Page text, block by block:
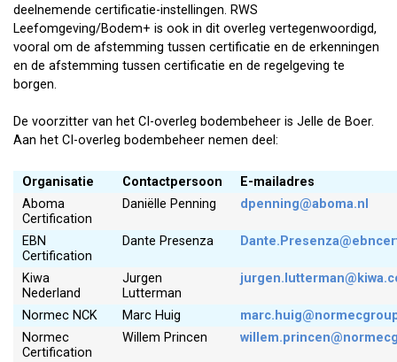
deelnemende certificatie-instellingen. RWS
Leefomgeving/Bodem+ is ook in dit overleg vertegenwoordigd,
vooral om de afstemming tussen certificatie en de erkenningen
en de afstemming tussen certificatie en de regelgeving te
borgen.
De voorzitter van het CI-overleg bodembeheer is Jelle de Boer.
Aan het CI-overleg bodembeheer nemen deel:
Organisatie Contactpersoon
E-mailadres
Aboma
Certification
Daniëlle Penning dpenning@aboma.nl
EBN
Certification
Dante Presenza
Kiwa
Nederland
Jurgen
Lutterman
Normec NCK Marc Huig
Normec
Certification
Willem Princen